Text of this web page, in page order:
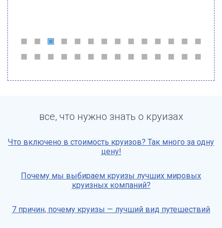
все, что нужно знать о круизах
Что включено в стоимость круизов? Так много за одну
цену!
Почему мы выбираем круизы лучших мировых
круизных компаний?
7 причин, почему круизы — лучший вид путешествий